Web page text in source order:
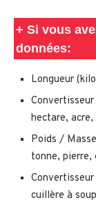
+ Si vous
données:
Longueur
hectare, acre,
Poids /
tonne, pierre,
cuillère à